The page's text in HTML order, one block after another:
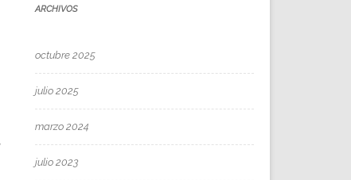
ARCHIVOS
octubre 2025
julio 2025
marzo 2024
julio 2023